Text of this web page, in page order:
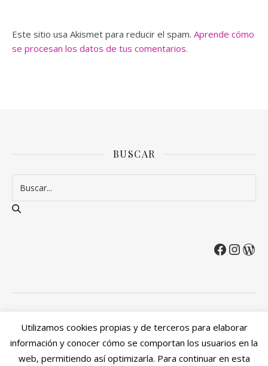
Este sitio usa Akismet para reducir el spam. Aprende cómo
se procesan los datos de tus comentarios.
BUSCAR
Política de privacidad Política de devoluciones y reembolsos
Mi cuenta
Utilizamos cookies propias y de terceros para elaborar
información y conocer cómo se comportan los usuarios en la
web, permitiendo así optimizarla. Para continuar en esta